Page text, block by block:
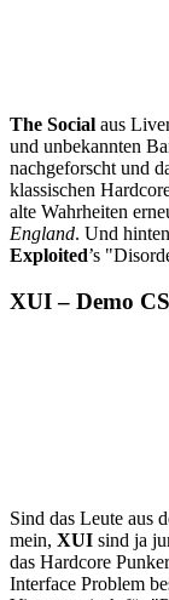
The Social aus
und unbekannten
nachgeforscht und
klassischen
alte Wahrheiten
England. Und
Exploited’s
XUI – Demo CS
Sind das Leute aus
mein, XUI sind ja
das Hardcore
Interface Problem